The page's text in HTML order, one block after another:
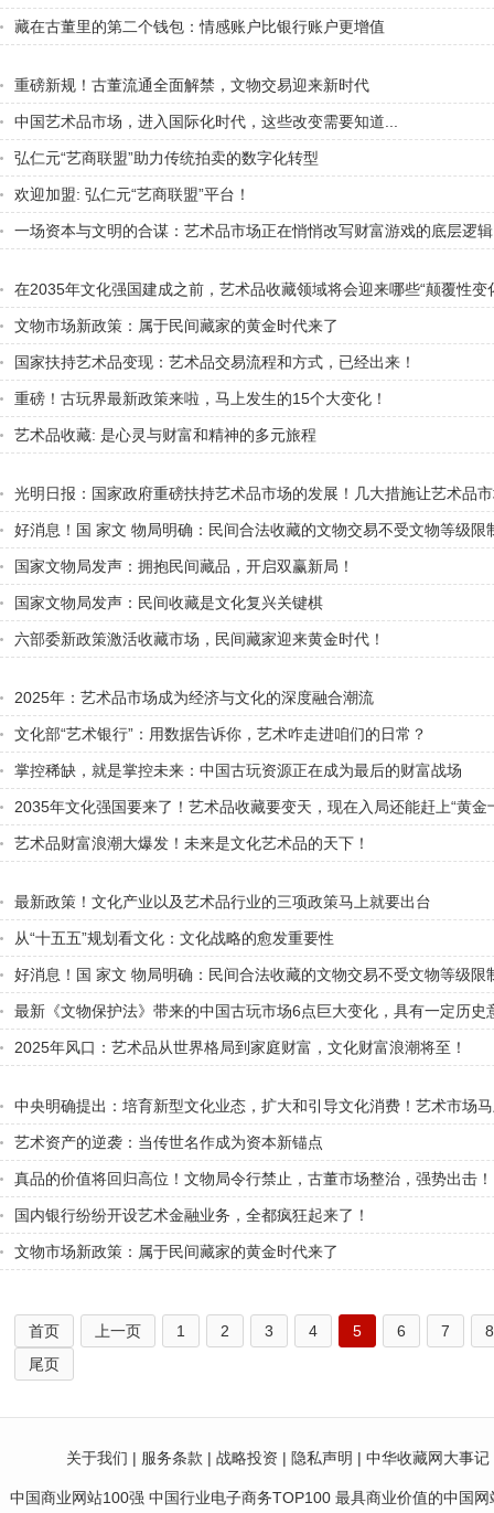
藏在古董里的第二个钱包：情感账户比银行账户更增值
重磅新规！古董流通全面解禁，文物交易迎来新时代
中国艺术品市场，进入国际化时代，这些改变需要知道...
弘仁元“艺商联盟”助力传统拍卖的数字化转型
欢迎加盟: 弘仁元“艺商联盟”平台！
一场资本与文明的合谋：艺术品市场正在悄悄改写财富游戏的底层逻辑
在2035年文化强国建成之前，艺术品收藏领域将会迎来哪些“颠覆性变
通人该如何紧紧抓住这波“黄金十年”的绝佳机遇
文物市场新政策：属于民间藏家的黄金时代来了
国家扶持艺术品变现：艺术品交易流程和方式，已经出来！
重磅！古玩界最新政策来啦，马上发生的15个大变化！
艺术品收藏: 是心灵与财富和精神的多元旅程
光明日报：国家政府重磅扶持艺术品市场的发展！几大措施让艺术品
峰！
好消息！国 家文 物局明确：民间合法收藏的文物交易不受文物等级限
国家文物局发声：拥抱民间藏品，开启双赢新局！
国家文物局发声：民间收藏是文化复兴关键棋
六部委新政策激活收藏市场，民间藏家迎来黄金时代！
2025年：艺术品市场成为经济与文化的深度融合潮流
文化部“艺术银行”：用数据告诉你，艺术咋走进咱们的日常？
掌控稀缺，就是掌控未来：中国古玩资源正在成为最后的财富战场
2035年文化强国要来了！艺术品收藏要变天，现在入局还能赶上“黄金
艺术品财富浪潮大爆发！未来是文化艺术品的天下！
最新政策！文化产业以及艺术品行业的三项政策马上就要出台
从“十五五”规划看文化：文化战略的愈发重要性
好消息！国 家文 物局明确：民间合法收藏的文物交易不受文物等级限
最新《文物保护法》带来的中国古玩市场6点巨大变化，具有一定历史
2025年风口：艺术品从世界格局到家庭财富，文化财富浪潮将至！
中央明确提出：培育新型文化业态，扩大和引导文化消费！艺术市场
了！
艺术资产的逆袭：当传世名作成为资本新锚点​
真品的价值将回归高位！文物局令行禁止，古董市场整治，强势出击！
国内银行纷纷开设艺术金融业务，全都疯狂起来了！
文物市场新政策：属于民间藏家的黄金时代来了
首页 上一页 1 2 3 4 5 6 7
8
尾页
关于我们 | 服务条款 | 战略投资 | 隐私声明 | 中华收藏网大事记
中国商业网站100强 中国行业电子商务TOP100 最具商业价值的中国